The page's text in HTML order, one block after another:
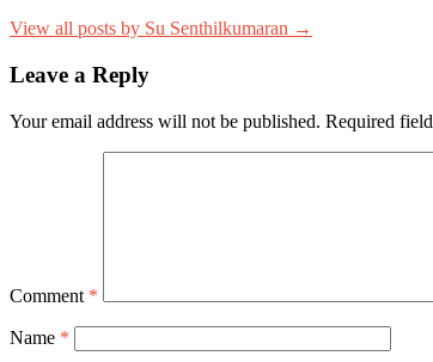
View all posts by Su Senthilkumaran →
Leave a Reply
Your email address will not be published. Required
Comment *
Name *